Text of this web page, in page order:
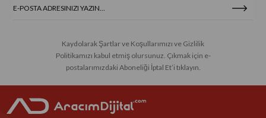
Kaydolarak Şartlar ve Koşullarımızı ve Gizlilik
Politikamızı kabul etmiş olursunuz. Çıkmak için e-
postalarımızdaki Aboneliği İptal Et’i tıklayın.